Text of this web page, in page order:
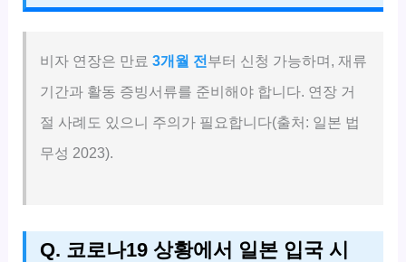
비자 연장은 만료3개월 전부터 신청 가능하며, 재류
기간과 활동 증빙서류를 준비해야 합니다. 연장 거
절 사례도 있으니 주의가 필요합니다(출처: 일본 법
무성 2023).
Q. 코로나19 상황에서 일본 입국 시